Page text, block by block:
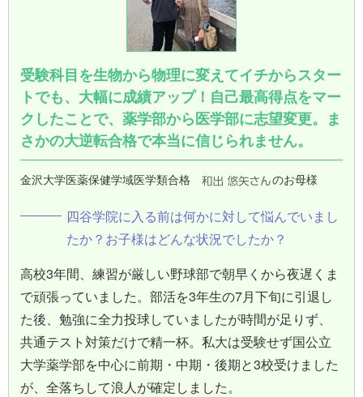
受験科目を生物から物理に変えてイチからスター
トでも、大幅に成績アップ！自己最高得点をマー
クしたことで、薬学部から医学部に志望変更。ま
さかの大逆転合格で本当に信じられません。
金沢大学医薬保健学域医学類合格 のお母様
四谷学院に入る前は何かに対して悩んでいまし
たか？お子様はどんな状況でしたか？
高校3年間、練習が厳しい野球部で朝早くから夜遅くま
で頑張っていました。部活を3年生の7月下旬に引退し
た後、勉強に全力投球していましたが時間が足りず、
共通テスト対策だけで精一杯。私大は受験せず国公立
大学薬学部を中心に前期・中期・後期と3校受けました
が、全落ちして浪人が確定しました。